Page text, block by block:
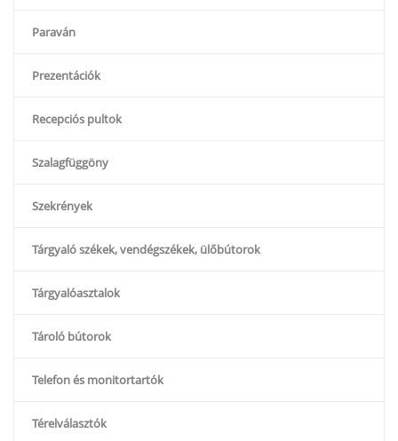
Paraván
Prezentációk
Recepciós pultok
Szalagfüggöny
Szekrények
Tárgyaló székek, vendégszékek, ülőbútorok
Tárgyalóasztalok
Tároló bútorok
Telefon és monitortartók
Térelválasztók